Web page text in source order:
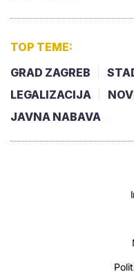
TOP TEME:
GRAD ZAGREB
LEGALIZACIJA
JAVNA NABAVA